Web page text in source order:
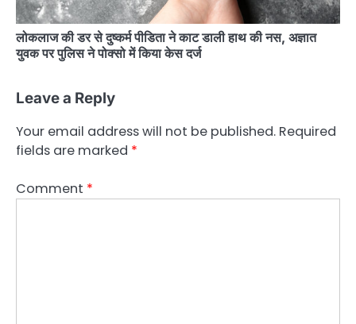
लोकलाज की डर से दुष्कर्म पीडिता ने काट डाली हाथ की नस, अज्ञात
युवक पर पुलिस ने पोक्सो में किया केस दर्ज
Leave a Reply
Your email address will not be published. Required
fields are marked *
Comment *